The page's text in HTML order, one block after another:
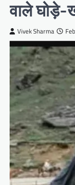
वाले घोड़े-
Vivek Sharma